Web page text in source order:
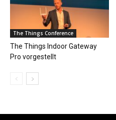
The Things Conference
The Things Indoor Gateway
Pro vorgestellt